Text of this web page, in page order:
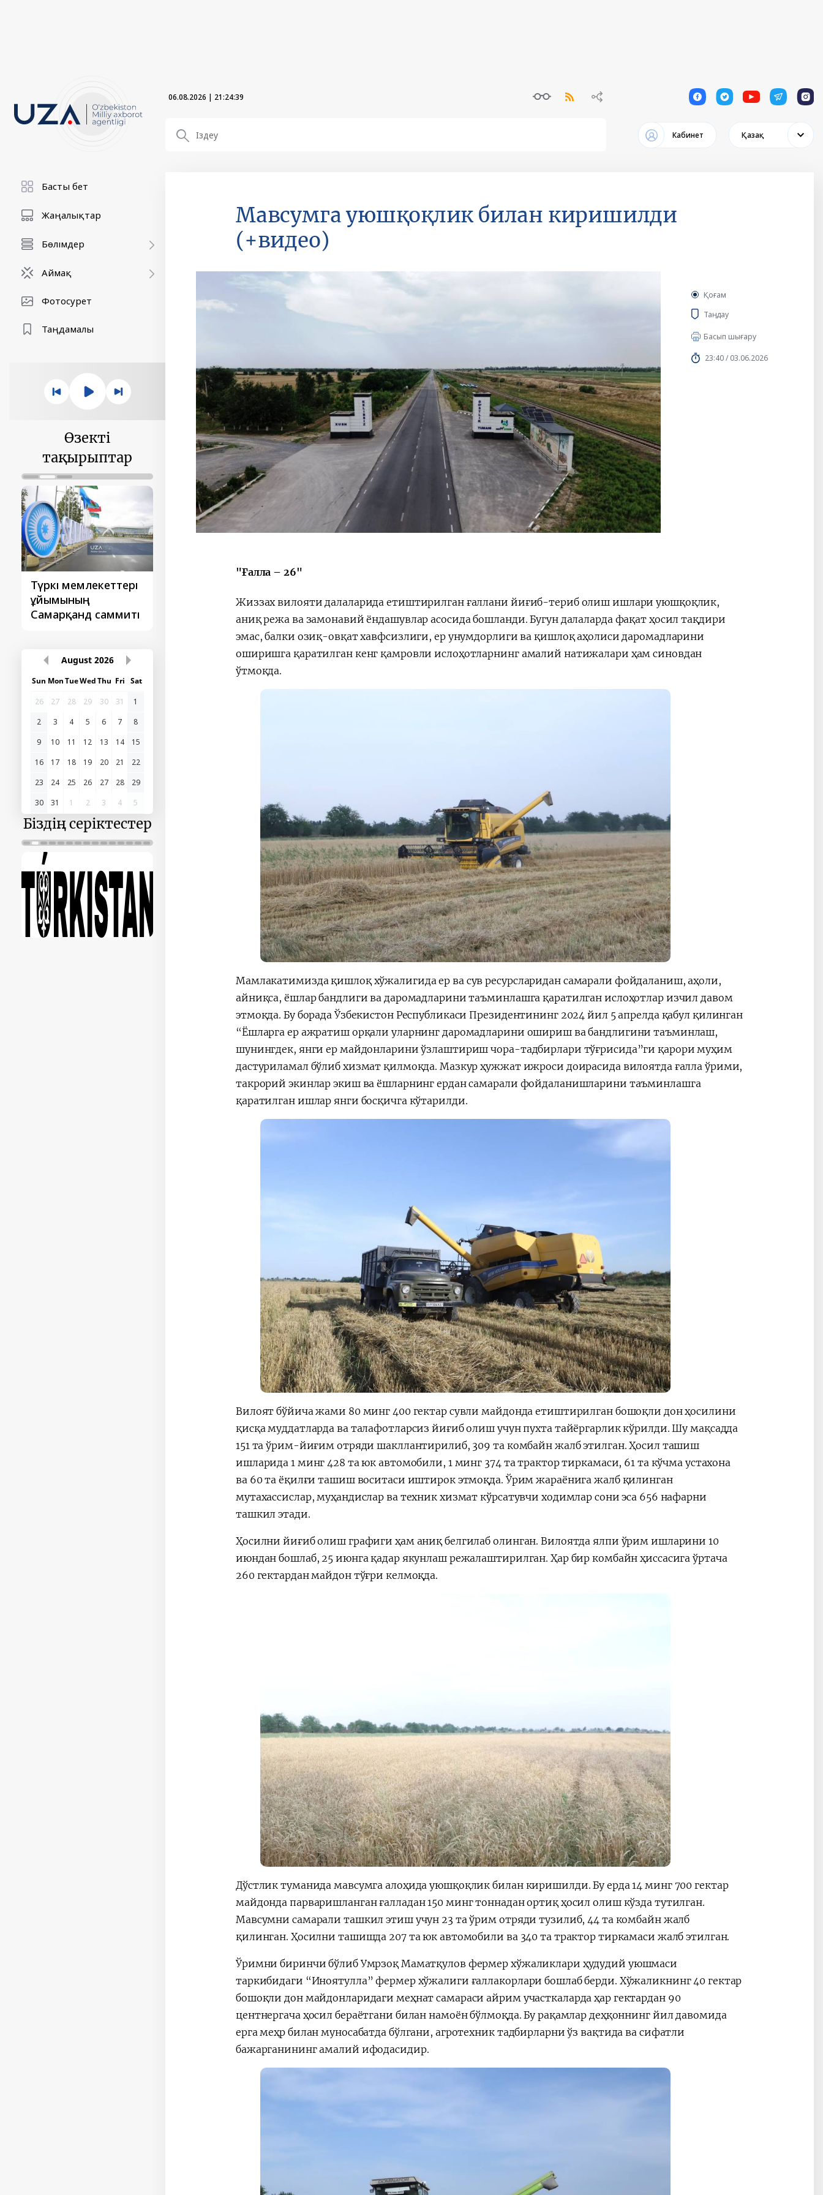
06.08.2026 | 21:24:41 1 1 1 1 1
Кабинет Қазақ
Басты бет
Жаңалықтар
Бөлімдер
Аймақ
Фотосурет
Таңдамалы
Өзекті
тақырыптар
Түркі мемлекеттері
ұйымының
Самарқанд саммиті
Қытай’ бірінші
August 2026
Sun MonTueWedThu Fri Sat
26
27 28 29 30 31
1
2
3 4 5 6 7
8
9
10 11 12 13 14
15
16
17 18 19 20 21
22
23
24 25 26 27 28
29
30
31 1 2 3 4 5
Біздің серіктестер
Мавсумга уюшқоқлик билан киришилди
(+видео)
Қоғам
Таңдау
Басып шығару
23:40 / 03.06.2026
"Ғалла – 26"
Жиззах вилояти далаларида етиштирилган ғаллани йиғиб-териб олиш ишлари уюшқоқлик,
аниқ режа ва замонавий ёндашувлар асосида бошланди. Бугун далаларда фақат ҳосил тақдири
эмас, балки озиқ-овқат хавфсизлиги, ер унумдорлиги ва қишлоқ аҳолиси даромадларини
оширишга қаратилган кенг қамровли ислоҳотларнинг амалий натижалари ҳам синовдан
ўтмоқда.
Мамлакатимизда қишлоқ хўжалигида ер ва сув ресурсларидан самарали фойдаланиш, аҳоли,
айниқса, ёшлар бандлиги ва даромадларини таъминлашга қаратилган ислоҳотлар изчил давом
этмоқда. Бу борада Ўзбекистон Республикаси Президентининг 2024 йил 5 апрелда қабул қилинган
“Ёшларга ер ажратиш орқали уларнинг даромадларини ошириш ва бандлигини таъминлаш,
шунингдек, янги ер майдонларини ўзлаштириш чора-тадбирлари тўғрисида”ги қарори муҳим
дастуриламал бўлиб хизмат қилмоқда. Мазкур ҳужжат ижроси доирасида вилоятда ғалла ўрими,
такрорий экинлар экиш ва ёшларнинг ердан самарали фойдаланишларини таъминлашга
қаратилган ишлар янги босқичга кўтарилди.
Вилоят бўйича жами 80 минг 400 гектар сувли майдонда етиштирилган бошоқли дон ҳосилини
қисқа муддатларда ва талафотларсиз йиғиб олиш учун пухта тайёргарлик кўрилди. Шу мақсадда
151 та ўрим-йиғим отряди шакллантирилиб, 309 та комбайн жалб этилган. Ҳосил ташиш
ишларида 1 минг 428 та юк автомобили, 1 минг 374 та трактор тиркамаси, 61 та кўчма устахона
ва 60 та ёқилғи ташиш воситаси иштирок этмоқда. Ўрим жараёнига жалб қилинган
мутахассислар, муҳандислар ва техник хизмат кўрсатувчи ходимлар сони эса 656 нафарни
ташкил этади.
Ҳосилни йиғиб олиш графиги ҳам аниқ белгилаб олинган. Вилоятда ялпи ўрим ишларини 10
июндан бошлаб, 25 июнга қадар якунлаш режалаштирилган. Ҳар бир комбайн ҳиссасига ўртача
260 гектардан майдон тўғри келмоқда.
Дўстлик туманида мавсумга алоҳида уюшқоқлик билан киришилди. Бу ерда 14 минг 700 гектар
майдонда парваришланган ғалладан 150 минг тоннадан ортиқ ҳосил олиш кўзда тутилган.
Мавсумни самарали ташкил этиш учун 23 та ўрим отряди тузилиб, 44 та комбайн жалб
қилинган. Ҳосилни ташишда 207 та юк автомобили ва 340 та трактор тиркамаси жалб этилган.
Ўримни биринчи бўлиб Умрзоқ Маматқулов фермер хўжаликлари ҳудудий уюшмаси
таркибидаги “Иноятулла” фермер хўжалиги ғаллакорлари бошлаб берди. Хўжаликнинг 40 гектар
бошоқли дон майдонларидаги меҳнат самараси айрим участкаларда ҳар гектардан 90
центнергача ҳосил бераётгани билан намоён бўлмоқда. Бу рақамлар деҳқоннинг йил давомида
ерга меҳр билан муносабатда бўлгани, агротехник тадбирларни ўз вақтида ва сифатли
бажарганининг амалий ифодасидир.